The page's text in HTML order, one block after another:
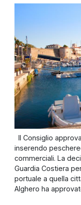
Il Consiglio
inserendo
commerciali. La
Guardia Costiera
portuale a quella
Alghero ha